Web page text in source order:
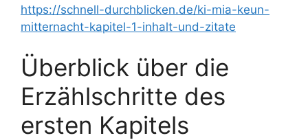
https://schnell-durchblicken.de/ki-mia-keun-
mitternacht-kapitel-1-inhalt-und-zitate
Überblick über die
Erzählschritte des
ersten Kapitels